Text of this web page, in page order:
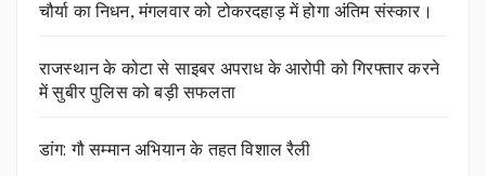
चौर्या का निधन, मंगलवार को टोकरदहाड़ में होगा अंतिम संस्कार।
राजस्थान के कोटा से साइबर अपराध के आरोपी को गिरफ्तार करने
में सुबीर पुलिस को बड़ी सफलता
डांग: गौ सम्मान अभियान के तहत विशाल रैली